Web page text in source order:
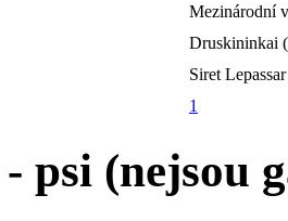
Mezinárodní
Druskininkai
Siret
1
psi (nejsou